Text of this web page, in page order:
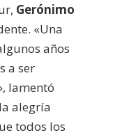
Gerónimo
«Una
años
a ser
lamentó
alegría
todos los